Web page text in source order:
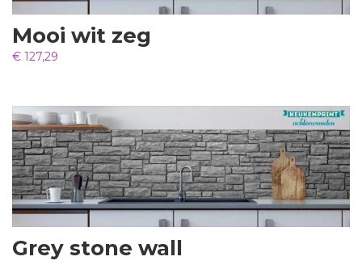
Mooi wit zeg
€ 127,29
Grey stone wall